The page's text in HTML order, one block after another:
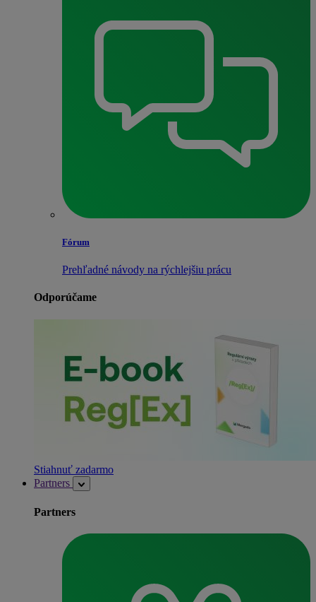
Fórum
Prehľadné návody na rýchlejšiu prácu
Odporúčame
Stiahnuť zadarmo
Partners
Partners